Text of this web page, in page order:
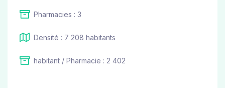
Pharmacies : 3
Densité : 7 208 habitants
habitant / Pharmacie : 2 402